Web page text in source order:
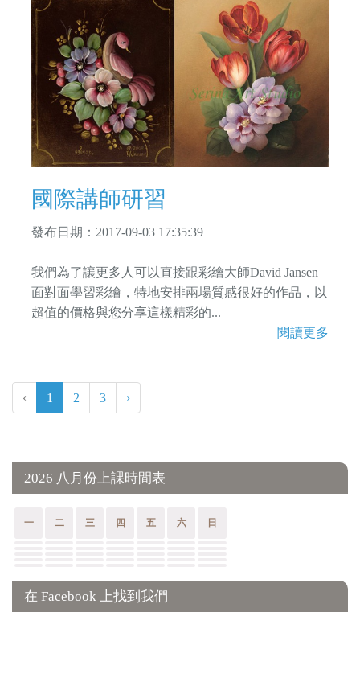
國際講師研習
發布日期：2017-09-03 17:35:39
我們為了讓更多人可以直接跟彩繪大師David Jansen
面對面學習彩繪，特地安排兩場質感很好的作品，以
超值的價格與您分享這樣精彩的...
閱讀更多
‹ 1 2 3 ›
2026 八月份上課時間表
一 二 三 四 五 六 日
在 Facebook 上找到我們